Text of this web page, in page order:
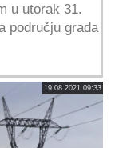
u utorak 31.
području grada
19.08.2021 09:33